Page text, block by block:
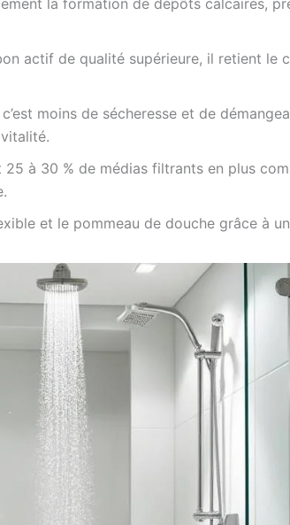
actif de qualité supérieure, il retient le
c’est moins de sécheresse et de
à 30 % de médias filtrants en plus
et le pommeau de douche grâce à